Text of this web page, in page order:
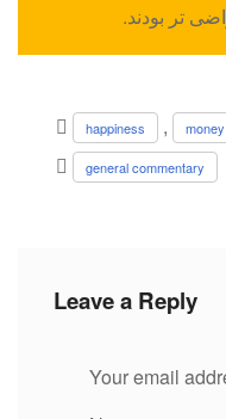
تر بودند.
happiness , money
general commentary
Leave a Reply
Your email